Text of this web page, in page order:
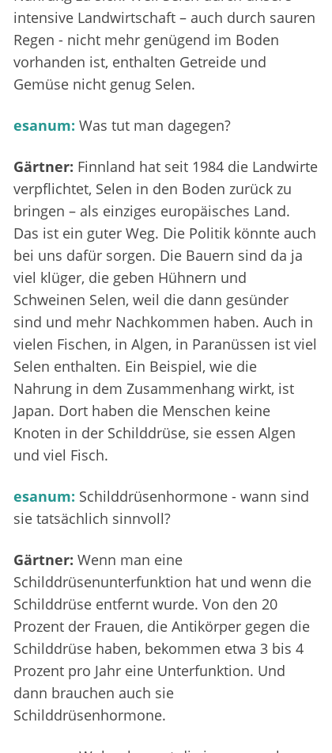
intensive Landwirtschaft – auch durch sauren
Regen - nicht mehr genügend im Boden
vorhanden ist, enthalten Getreide und
Gemüse nicht genug Selen.
esanum: Was tut man dagegen?
Gärtner: Finnland hat seit 1984 die Landwirte
verpflichtet, Selen in den Boden zurück zu
bringen – als einziges europäisches Land.
Das ist ein guter Weg. Die Politik könnte auch
bei uns dafür sorgen. Die Bauern sind da ja
viel klüger, die geben Hühnern und
Schweinen Selen, weil die dann gesünder
sind und mehr Nachkommen haben. Auch in
vielen Fischen, in Algen, in Paranüssen ist viel
Selen enthalten. Ein Beispiel, wie die
Nahrung in dem Zusammenhang wirkt, ist
Japan. Dort haben die Menschen keine
Knoten in der Schilddrüse, sie essen Algen
und viel Fisch.
esanum: Schilddrüsenhormone - wann sind
sie tatsächlich sinnvoll?
Gärtner: Wenn man eine
Schilddrüsenunterfunktion hat und wenn die
Schilddrüse entfernt wurde. Von den 20
Prozent der Frauen, die Antikörper gegen die
Schilddrüse haben, bekommen etwa 3 bis 4
Prozent pro Jahr eine Unterfunktion. Und
dann brauchen auch sie
Schilddrüsenhormone.